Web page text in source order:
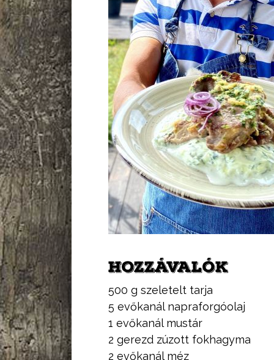
HOZZÁVALÓK
500 g szeletelt tarja
5 evőkanál napraforgóolaj
1 evőkanál mustár
2 gerezd zúzott fokhagyma
2 evőkanál méz